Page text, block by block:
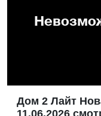
Дом 2 Лайт
11.06.2026